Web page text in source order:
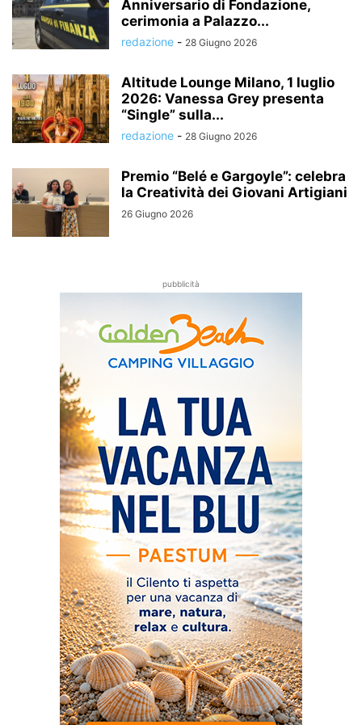
Anniversario di Fondazione,
cerimonia a Palazzo...
redazione - 28 Giugno 2026
Altitude Lounge Milano, 1 luglio
2026: Vanessa Grey presenta
“Single” sulla...
redazione - 28 Giugno 2026
Premio “Belé e Gargoyle”: celebra
la Creatività dei Giovani Artigiani
26 Giugno 2026
pubblicità